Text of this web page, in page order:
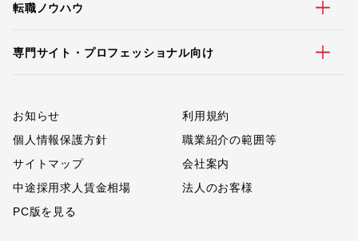
転職ノウハウ
専門サイト・プロフェッショナル向け
お知らせ
利用規約
個人情報保護方針
職業紹介の範囲等
サイトマップ
会社案内
中途採用求人賃金相場
法人のお客様
PC版を見る